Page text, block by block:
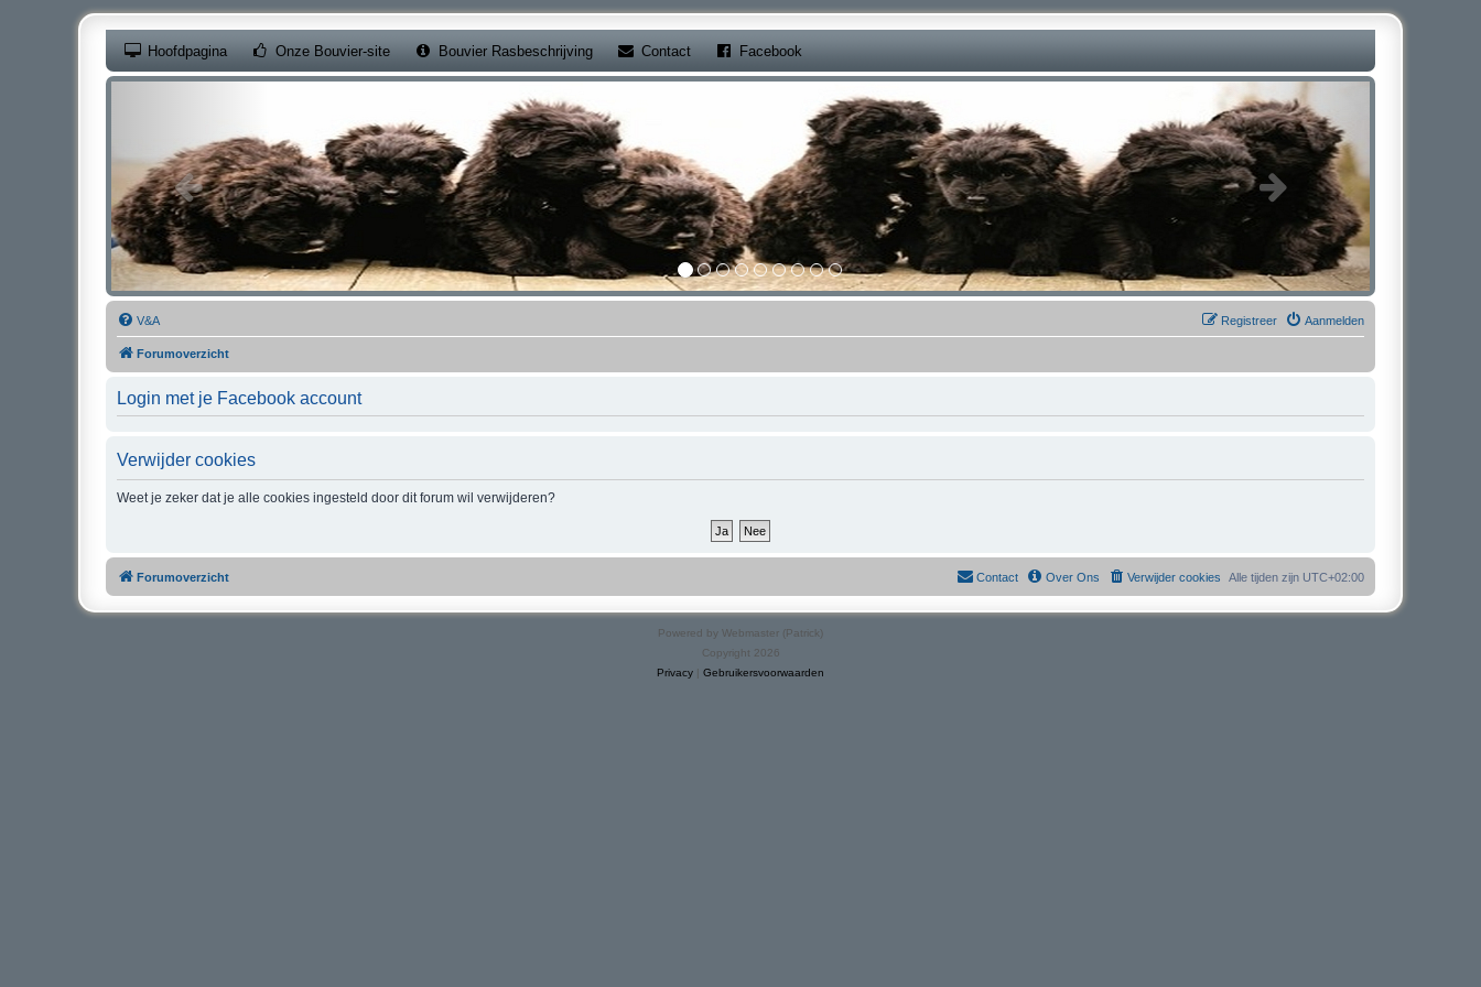
Hoofdpagina Onze Bouvier-site(Opens a new tab)
Bouvier Rasbeschrijving Contact(Opens a new tab)
Facebook
V&A Aanmelden
Registreer
Forumoverzicht
Login met je Facebook account
Verwijder cookies
Weet je zeker dat je alle cookies ingesteld door dit forum wil verwijderen?
Forumoverzicht Alle tijden zijn UTC+02:00
Verwijder cookies
Over Ons
Contact
Powered by Webmaster (Patrick)
Copyright 2026
Privacy | Gebruikersvoorwaarden